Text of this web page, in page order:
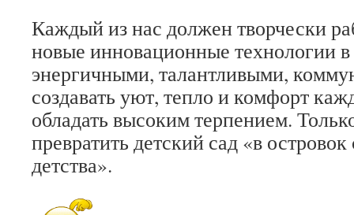
Каждый из нас должен творчески
новые инновационные технологии в
энергичными, талантливыми,
создавать уют, тепло и комфорт
обладать высоким терпением.
превратить детский сад «в островок
детства».